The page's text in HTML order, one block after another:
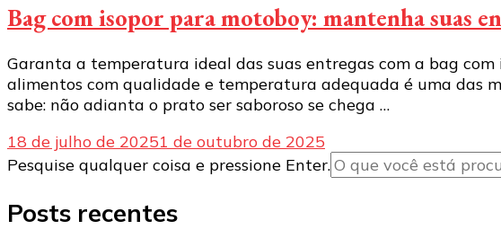
Bag com isopor para motoboy: mantenha suas
Garanta a temperatura ideal das suas entregas com a bag
alimentos com qualidade e temperatura adequada é uma das
sabe: não adianta o prato ser saboroso se chega …
18 de julho de 20251 de outubro de 2025
Procurando
Pesquise qualquer coisa e pressione Enter.
Posts recentes